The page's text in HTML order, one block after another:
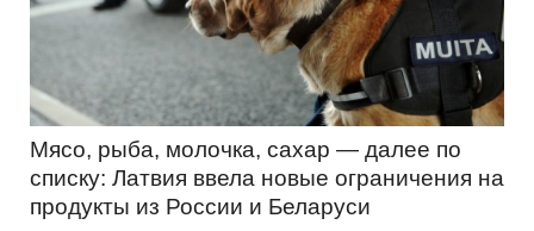
Мясо, рыба, молочка, сахар — далее по
списку: Латвия ввела новые ограничения на
продукты из России и Беларуси